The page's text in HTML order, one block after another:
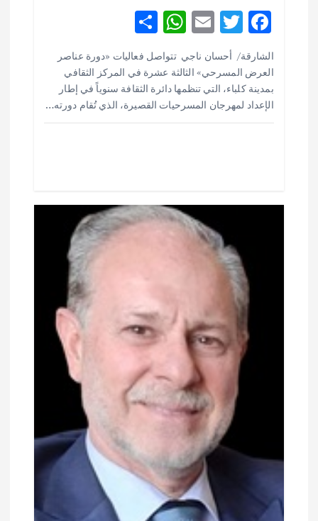
ت
F
ac
e
b
o
T
w
it
te
r
E
ai
l
W
h
at
s
A
h
ar
e
الشارقة/ أحسان ناجي تتواصل فعاليات «دورة عناصر
العرض المسرحي» الثالثة عشرة في المركز الثقافي
بمدينة كلباء، التي تنظمها دائرة الثقافة سنوياً في إطار
الإعداد لمهرجان المسرحيات القصيرة، الذي تُقام دورته…